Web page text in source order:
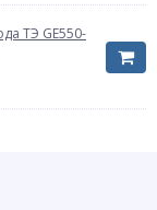
32
ТЭ GE550-